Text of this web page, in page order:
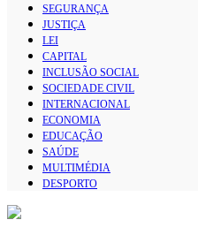
SEGURANÇA
JUSTIÇA
LEI
CAPITAL
INCLUSÃO SOCIAL
SOCIEDADE CIVIL
INTERNACIONAL
ECONOMIA
EDUCAÇÃO
SAÚDE
MULTIMÉDIA
DESPORTO